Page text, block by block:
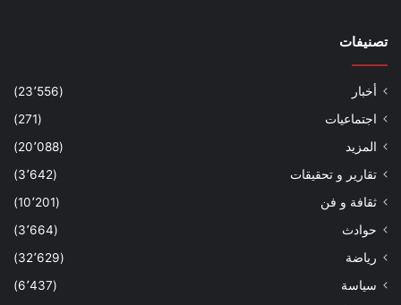
تصنيفات
أخبار
(23٬556)
اجتماعيات
(271)
المزيد
(20٬088)
تقارير و تحقيقات
(3٬642)
ثقافة و فن
(10٬201)
حوادث
(3٬664)
رياضة
(32٬629)
سياسة
(6٬437)